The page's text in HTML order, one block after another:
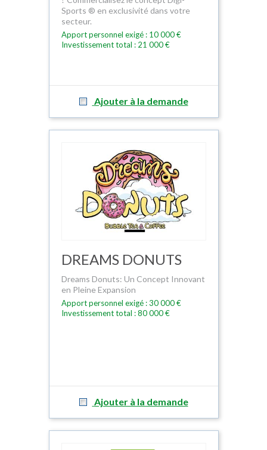
Sports ® en exclusivité dans votre
secteur.
Apport personnel exigé : 10 000 €
Investissement total : 21 000 €
Ajouter à la demande
DREAMS DONUTS
Dreams Donuts: Un Concept Innovant
en Pleine Expansion
Apport personnel exigé : 30 000 €
Investissement total : 80 000 €
Ajouter à la demande